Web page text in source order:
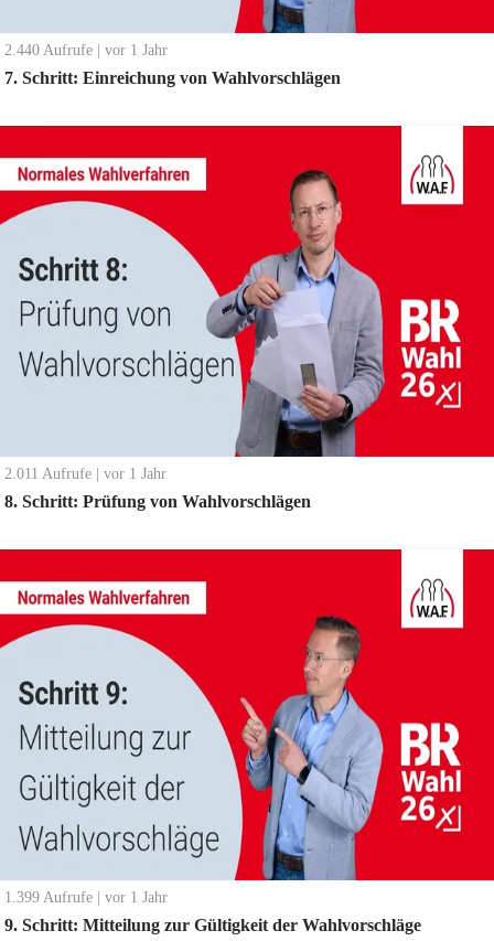
2.440 Aufrufe vor 1 Jahr
7. Schritt: Einreichung von Wahlvorschlägen
2.011 Aufrufe vor 1 Jahr
8. Schritt: Prüfung von Wahlvorschlägen
1.399 Aufrufe vor 1 Jahr
9. Schritt: Mitteilung zur Gültigkeit der Wahlvorschläge